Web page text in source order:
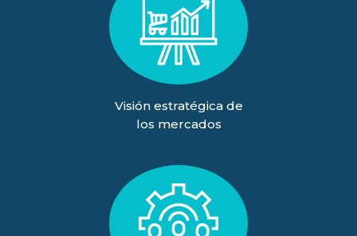
Visión estratégica de
los mercados